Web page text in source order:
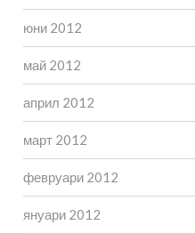
юни 2012
май 2012
април 2012
март 2012
февруари 2012
януари 2012